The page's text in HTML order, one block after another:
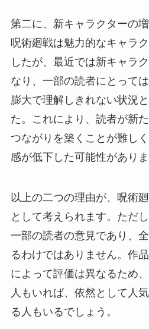
第二に、新キャラクターの
呪術廻戦は魅力的なキャラ
したが、最近では新キャラ
なり、一部の読者にとって
膨大で理解しきれない状況
た。これにより、読者が新
つながりを築くことが難し
感が低下した可能性がありま
以上の二つの理由が、呪術
として考えられます。ただ
一部の読者の意見であり、
るわけではありません。作
によって評価は異なるため
人もいれば、依然として人
る人もいるでしょう。